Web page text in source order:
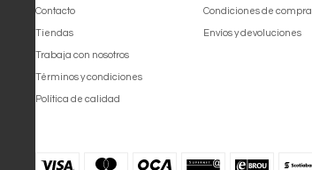
Contacto
Tiendas
Trabaja con nosotros
Términos y condiciones
Política de calidad
Condiciones de compra
Envíos y devoluciones